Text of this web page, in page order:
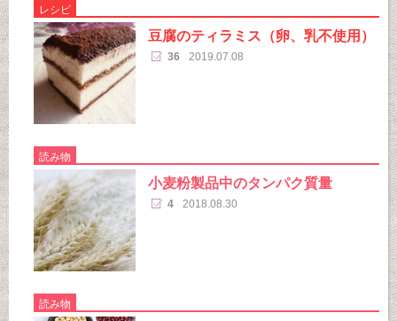
レシピ
豆腐のティラミス（卵、乳不使用）
36 2019.07.08
読み物
小麦粉製品中のタンパク質量
4 2018.08.30
読み物